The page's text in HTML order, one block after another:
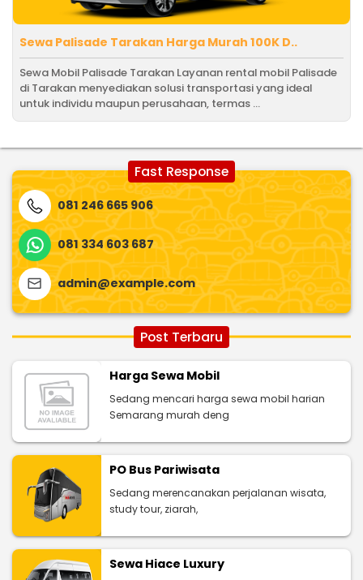
Sewa Palisade Tarakan Harga Murah 100K D..
Sewa Mobil Palisade Tarakan Layanan rental mobil Palisade
di Tarakan menyediakan solusi transportasi yang ideal
untuk individu maupun perusahaan, termas ...
Fast Response
081 246 665 906
081 334 603 687
admin@example.com
Post Terbaru
Harga Sewa Mobil
Sedang mencari harga sewa mobil harian
Semarang murah deng
PO Bus Pariwisata
Sedang merencanakan perjalanan wisata,
study tour, ziarah,
Sewa Hiace Luxury